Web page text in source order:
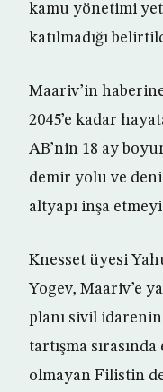
kamu yönetimi
katılmadığı
Maariv’in
2045’e kadar
AB’nin 18 ay
demir yolu ve
altyapı inşa
Knesset üyesi
Yogev, Maariv’e
planı sivil
tartışma
olmayan Filistin